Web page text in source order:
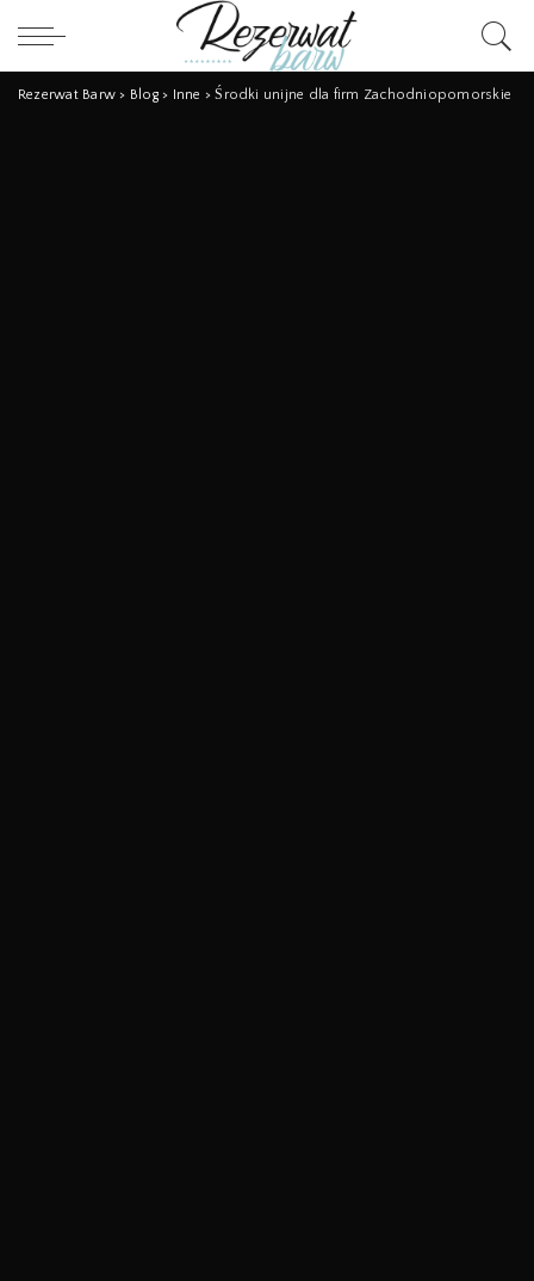
Rezerwat Barw > Blog> Inne >Środki unijne dla firm Zachodniopomorskie